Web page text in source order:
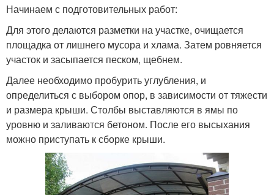
Начинаем с подготовительных работ:
Для этого делаются разметки на участке, очищается
площадка от лишнего мусора и хлама. Затем ровняется
участок и засыпается песком, щебнем.
Далее необходимо пробурить углубления, и
определиться с выбором опор, в зависимости от тяжести
и размера крыши. Столбы выставляются в ямы по
уровню и заливаются бетоном. После его высыхания
можно приступать к сборке крыши.